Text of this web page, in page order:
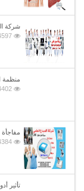
شركة
4597
منظمة
4402
مفاجأة
4384
تأثير